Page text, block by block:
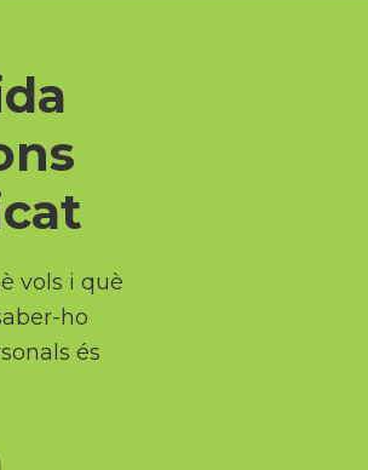
vols i què
ho
és